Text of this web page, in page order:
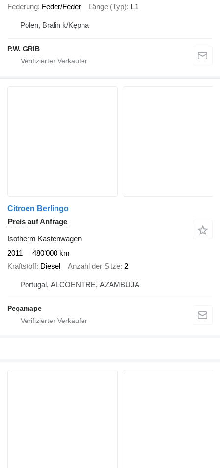
Federung Feder/Feder Länge (Typ) L1
Polen, Bralin k/Kępna
P.W. GRIB
Citroen Berlingo
Preis auf Anfrage
Isotherm Kastenwagen
2011
480’000 km
Kraftstoff Diesel Anzahl der Sitze 2
Portugal, ALCOENTRE, AZAMBUJA
Peçamape